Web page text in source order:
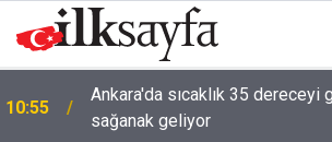
10:55
Ankara'da sıcaklık 35 dereceyi
sağanak geliyor